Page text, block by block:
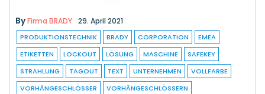
ByFirma BRADY 29. April 2021
PRODUKTIONSTECHNIK BRADY CORPORATION
EMEA
ETIKETTEN
LOCKOUT LÖSUNG MASCHINE
SAFEKEY
STRAHLUNG
TAGOUT TEXT UNTERNEHMEN
VOLLFARBE
VORHÄNGESCHLÖSSER
VORHÄNGESCHLÖSSERN